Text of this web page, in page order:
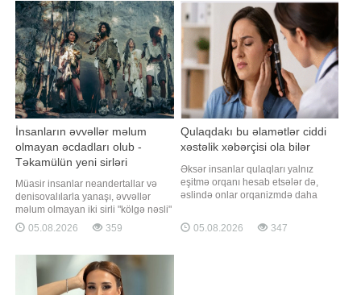
bazarında əlçatanlıq probleminin
daha da dərinləşdiyini göstərən
ciddi siqnaldır". Bunu BİG.AZ-a
açıqlamasınd
yarımadasında küləkli hava
şəraitinin müşahidə ediləcəyini
nəzərə alaraq, Fövqəladə Hallar
Nazirliy
İnsanların əvvəllər məlum
olmayan əcdadları olub -
Təkamülün yeni sirləri
Müasir insanlar neandertallar və
denisovalılarla yanaşı, əvvəllər
məlum olmayan iki sirli "kölgə nəsli"
ilə də qarışıblar. Qaynarinfo xəbər
verir ki, bu barədə "Sci.News" nəşri
kampusunun rəhbərliyi ilə aparılan
yeni araşdırmaya istinadən məluma
05.08.2026 359
Qulaqdakı bu əlamətlər ciddi
xəstəlik xəbərçisi ola bilər
Əksər insanlar qulaqları yalnız
eşitmə orqanı hesab etsələr də,
əslində onlar orqanizmdə daha
Daxili qulaqda yerləşən tarazlıq
sistemi sayəsində insan ayaq üstə
05.08.2026 347